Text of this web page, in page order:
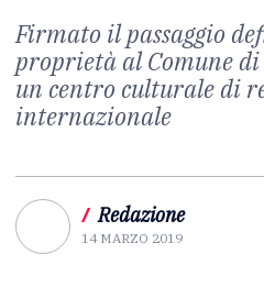
Firmato il passaggio
proprietà al Comune di
un centro culturale di
internazionale
/ Redazione
14 MARZO 2019